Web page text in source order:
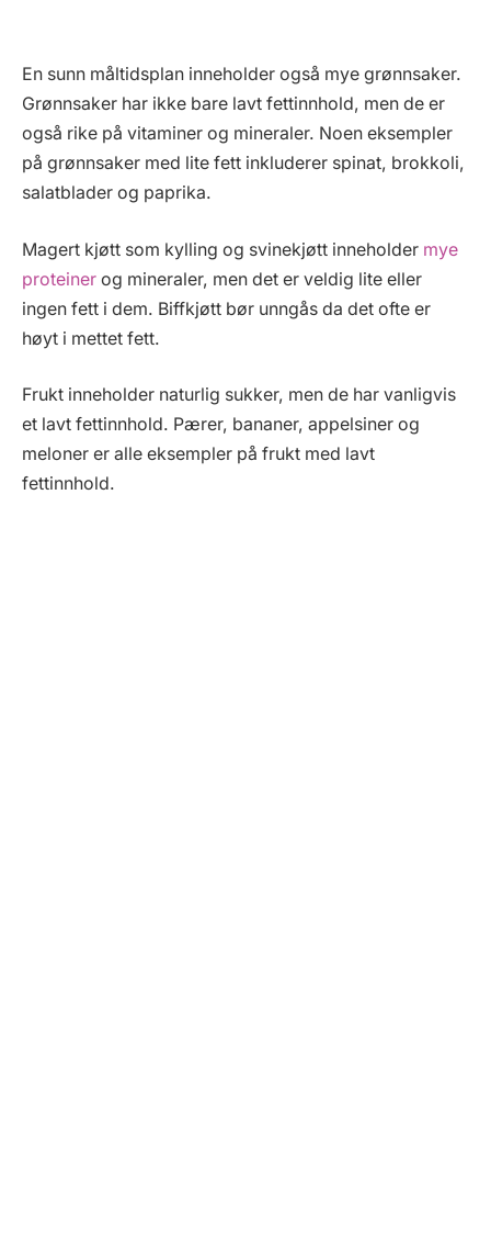
En sunn måltidsplan inneholder også mye grønnsaker.
Grønnsaker har ikke bare lavt fettinnhold, men de er
også rike på vitaminer og mineraler. Noen eksempler
på grønnsaker med lite fett inkluderer spinat, brokkoli,
salatblader og paprika.
Magert kjøtt som kylling og svinekjøtt inneholder mye
proteiner og mineraler, men det er veldig lite eller
ingen fett i dem. Biffkjøtt bør unngås da det ofte er
høyt i mettet fett.
Frukt inneholder naturlig sukker, men de har vanligvis
et lavt fettinnhold. Pærer, bananer, appelsiner og
meloner er alle eksempler på frukt med lavt
fettinnhold.